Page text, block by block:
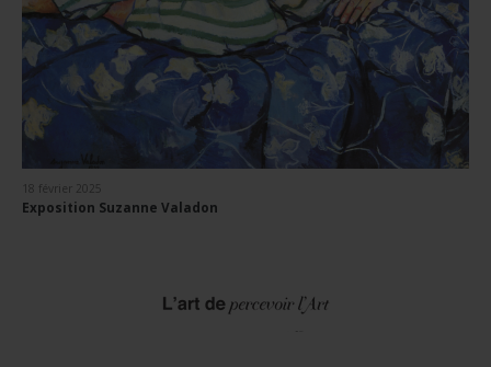
18 février 2025
Exposition Suzanne Valadon